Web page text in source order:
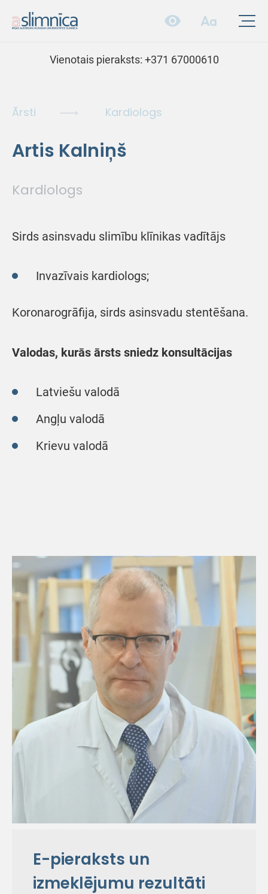
Vienotais pieraksts: +371 67000610
Ārsti Kardiologs
Artis Kalniņš
Kardiologs
Sirds asinsvadu slimību klīnikas vadītājs
Invazīvais kardiologs;
Koronarogrāfija, sirds asinsvadu stentēšana.
Valodas, kurās ārsts sniedz konsultācijas
Latviešu valodā
Angļu valodā
Krievu valodā
E-pieraksts un
izmeklējumu rezultāti